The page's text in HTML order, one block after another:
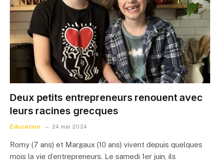
Deux petits entrepreneurs renouent avec
leurs racines grecques
Éducation 24 mai 2024
Romy (7 ans) et Margaux (10 ans) vivent depuis quelques
mois la vie d’entrepreneurs. Le samedi 1er juin, ils